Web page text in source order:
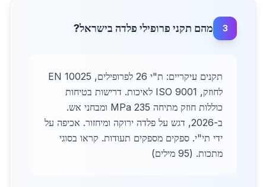
3 מהם תקני פרופילי פלדה בישראל?
תקנים עיקריים: ת"י 26 לפרופילים, EN 10025
לחוזק, ISO 9001 לאיכות. דרישות בטיחות
כוללות חוזק מתיחה 235 MPa ומבחני אש.
ב-2026, דגש על פלדה ירוקה ומיחזור. אכיפה על
ידי תי"י. ספקים מספקים תעודות. קראו בסוגי
מתכות. (95 מילים)